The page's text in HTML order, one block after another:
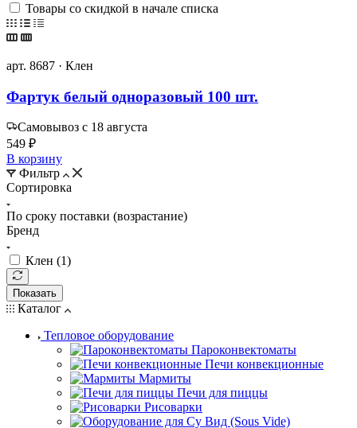
Товары со скидкой в начале списка
арт. 8687 · Клен
Фартук белый одноразовый 100 шт.
Самовывоз с 18 августа
549 ₽
В корзину
Фильтр
Сортировка
По сроку поставки (возрастание)
Бренд
Клен (1)
Показать
Каталог
Тепловое оборудование
Пароконвектоматы
Печи конвекционные
Мармиты
Печи для пиццы
Рисоварки